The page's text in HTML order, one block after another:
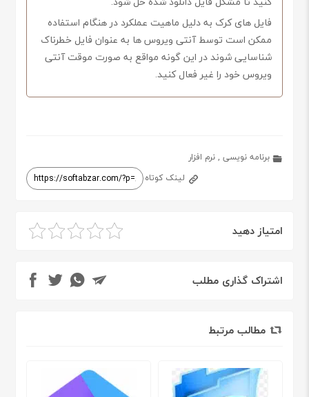
فایل های کرک به دلیل ماهیت عملکرد در هنگام استفاده
ممکن است توسط آنتی ویروس ها به عنوان فایل خطرناک
شناسایی شوند در این گونه مواقع به صورت موقت آنتی
ویروس خود را غیر فعال کنید.
برنامه نویسی ,نرم افزار
لینک کوتاه
امتیاز دهید
اشتراک گذاری مطلب
مطالب مرتبط